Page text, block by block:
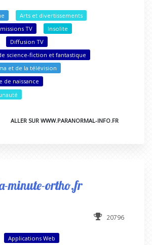
Arts et divertissements
TV
Insolite
Diffusion TV
science-fiction et fantastique
et de la télévision
de naissance
ALLER SUR WWW.PARANORMAL-INFO.FR
minute-ortho.fr
20796
Applications Web